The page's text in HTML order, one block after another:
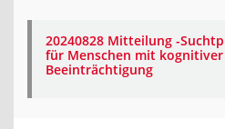
20240828 Mitteilung -
für Menschen mit kognitiver
Beeinträchtigung